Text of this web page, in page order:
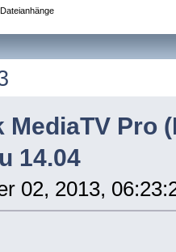
Dateianhänge
MediaTV Pro
14.04
02, 2013,